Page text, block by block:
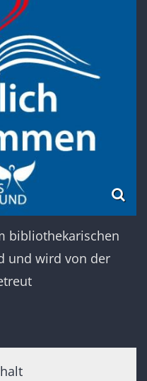
bibliothekarischen
und wird von der